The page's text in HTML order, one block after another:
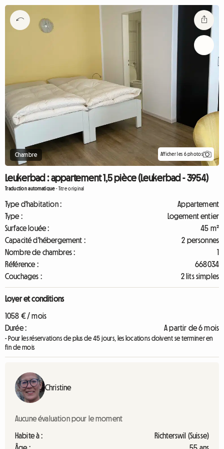
Chambre Afficher les 6 photos
Leukerbad : appartement 1,5 pièce (Leukerbad - 3954)
Traduction automatique-Titre original
Type d'habitation :
Appartement
Type :
Logement entier
Surface louée :
45 m²
Capacité d'hébergement :
2 personnes
Nombre de chambres :
1
Référence :
668034
Couchages :
2 lits simples
Loyer et conditions
1058 € / mois
Durée :
A partir de 6 mois
- Pour les réservations de plus de 45 jours, les locations doivent se terminer en
fin de mois
Christine
Aucune évaluation pour le moment
Habite à :
Richterswil (Suisse)